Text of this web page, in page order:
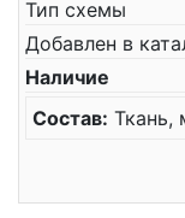
Тип схемы
Добавлен в
Наличие
Состав: Ткань,